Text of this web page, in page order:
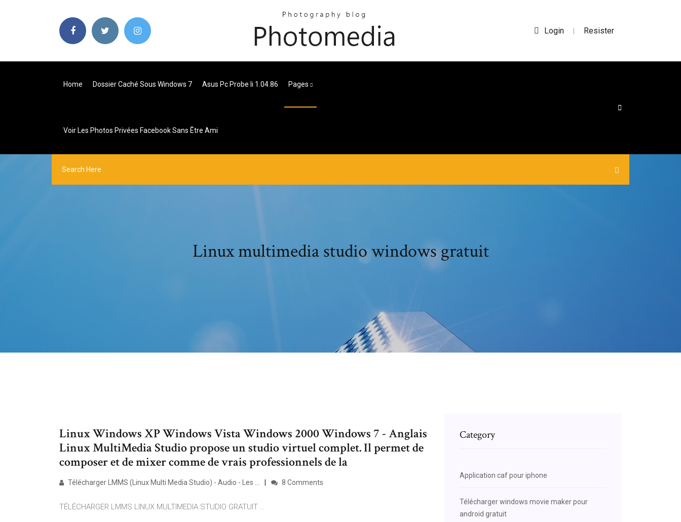
Login | Resister
Home Dossier Caché Sous Windows 7 Asus Pc Probe Ii 1.04.86 Pages
Voir Les Photos Privées Facebook Sans Être Ami
Linux multimedia studio windows gratuit
Linux Windows XP Windows Vista Windows 2000 Windows 7 - Anglais
Linux MultiMedia Studio propose un studio virtuel complet. Il permet de
composer et de mixer comme de vrais professionnels de la
Télécharger LMMS (Linux Multi Media Studio) - Audio - Les ... 8 Comments
TÉLÉCHARGER LMMS LINUX MULTIMEDIA STUDIO GRATUIT …
Category
Application caf pour iphone
Télécharger windows movie maker pour
android gratuit